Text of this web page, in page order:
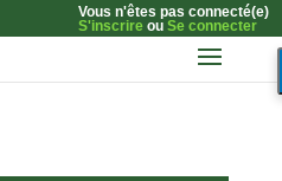
Vous n'êtes pas connecté(e)
S'inscrireou Se connecter